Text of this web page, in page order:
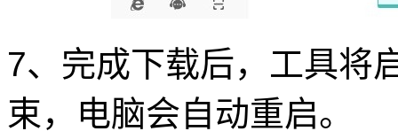
7、完成下载后，工具将
束，电脑会自动重启。